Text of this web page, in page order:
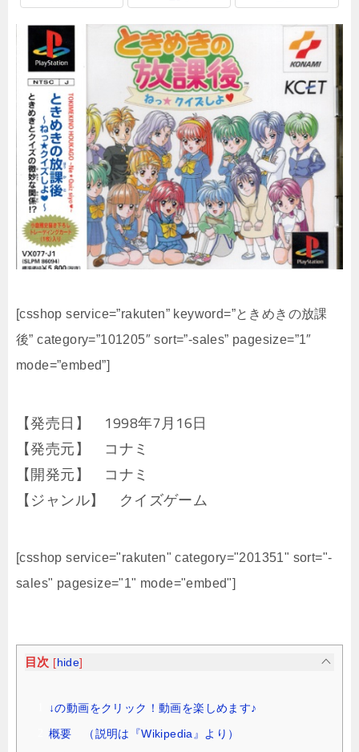
[csshop service=”rakuten” keyword=”ときめきの放課
後” category=”101205″ sort=”-sales” pagesize=”1″
mode=”embed”]
【発売日】 1998年7月16日
【発売元】 コナミ
【開発元】 コナミ
【ジャンル】 クイズゲーム
[csshop service="rakuten" category="201351" sort="-
sales" pagesize="1" mode="embed"]
目次 [ hide]
↓の動画をクリック！動画を楽しめます♪
概要 （説明は『Wikipedia』より）